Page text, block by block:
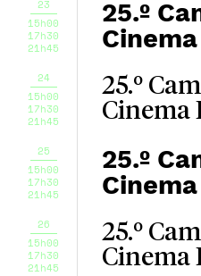
23
15h00
17h30
21h45
25.º
24
15h00
17h30
21h45
25.º
Cinema
25
15h00
17h30
21h45
25.º
26
15h00
17h30
21h45
25.º
Cinema